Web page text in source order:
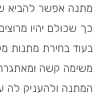
מתנה אפשר להביא
כך שכולם יהיו
בעוד בחירת מתנות
משימה קשה
המתנה ולהעניק לה